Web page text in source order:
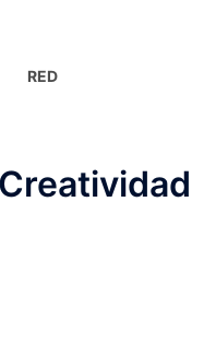
RED
Creatividad